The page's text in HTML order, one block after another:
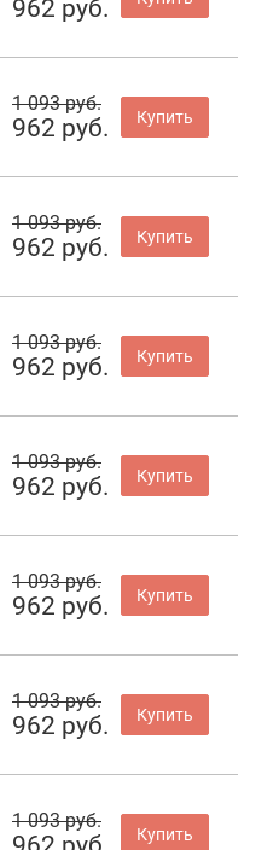
962 руб.
1 093 руб.
962 руб. Купить
1 093 руб.
962 руб. Купить
1 093 руб.
962 руб. Купить
1 093 руб.
962 руб. Купить
1 093 руб.
962 руб. Купить
1 093 руб.
962 руб. Купить
1 093 руб.
Купить